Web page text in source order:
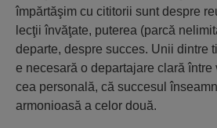
împărtăşim cu cititorii sunt despre
lecţii învăţate, puterea (parcă
departe, despre succes. Unii dintre
e necesară o departajare clară
cea personală, că succesul
armonioasă a celor două.